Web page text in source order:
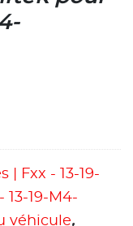
| Fxx - 13-19-
13-19-M4-
véhicule,